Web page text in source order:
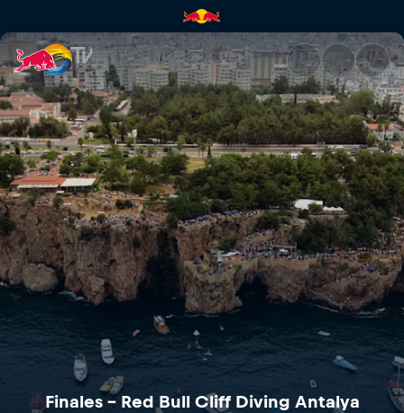
Finales – Red Bull Cliff
Finales – Red Bull Cliff Diving Antalya